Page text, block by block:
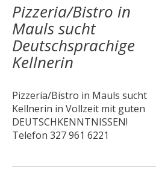
Pizzeria/Bistro in
Mauls sucht
Deutschsprachige
Kellnerin
Pizzeria/Bistro in Mauls sucht
Kellnerin in Vollzeit mit guten
DEUTSCHKENNTNISSEN!
Telefon 327 961 6221